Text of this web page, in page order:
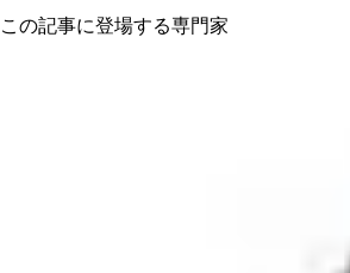
この記事に登場する専門家